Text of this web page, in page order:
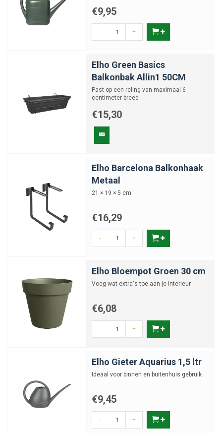
€9,95
- +
Elho Green Basics
Balkonbak Allin1 50CM
Past op een reling van maximaal 6
centimeter breed
€15,30
Elho Barcelona Balkonhaak
Metaal
21 × 19 × 5 cm
€16,29
- +
Elho Bloempot Groen 30 cm
Voeg wat extra's toe aan je interieur
€6,08
- +
Elho Gieter Aquarius 1,5 ltr
Ideaal voor binnen en buitenhuis gebruik
€9,45
- +